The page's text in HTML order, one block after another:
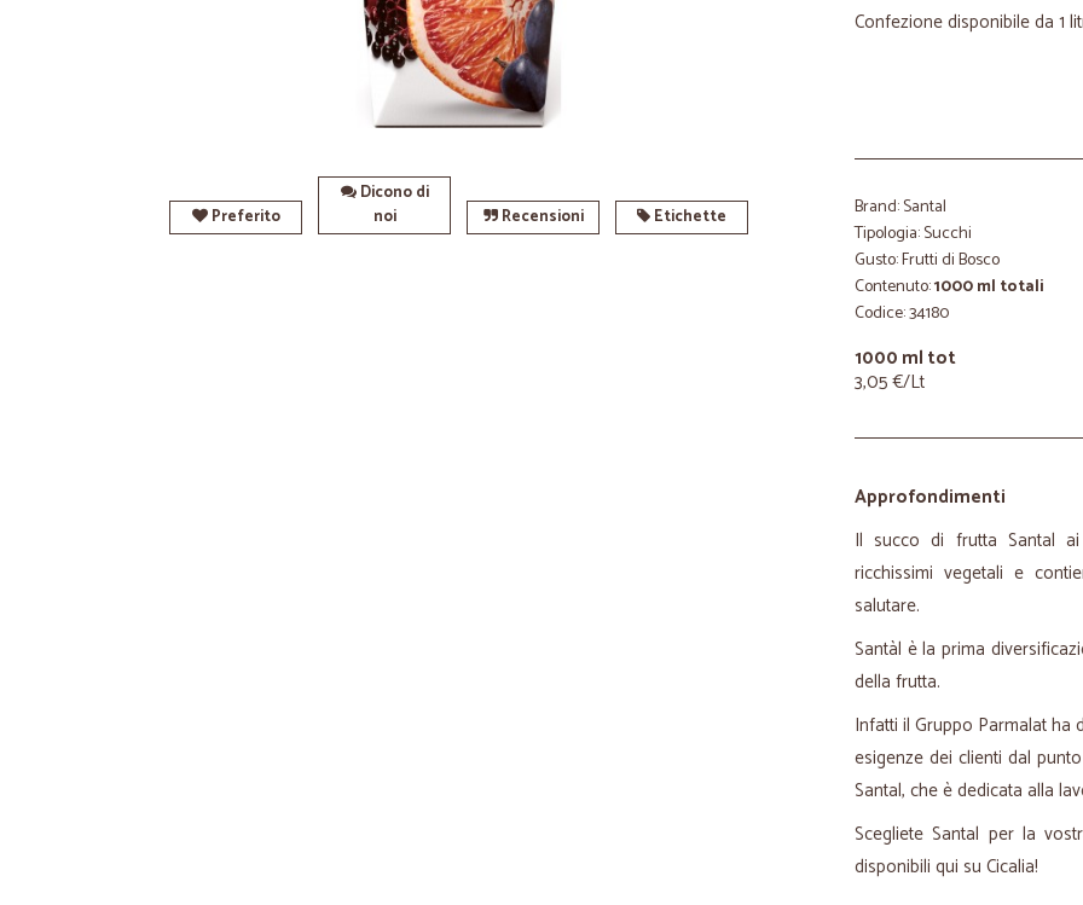
Preferito
Dicono di
noi
Recensioni Etichette
Confezione disponibile da 1
Brand: Santal
Tipologia: Succhi
Gusto: Frutti di Bosco
Contenuto:1000 ml totali
Codice: 34180
1000 ml tot
3,05 €/Lt
Approfondimenti
Il succo di frutta Santal
ricchissimi vegetali e
salutare.
Santàl è la prima
della frutta.
Infatti il Gruppo Parmalat
esigenze dei clienti dal
Santal, che è dedicata alla
Scegliete Santal per la
disponibili qui su Cicalia!